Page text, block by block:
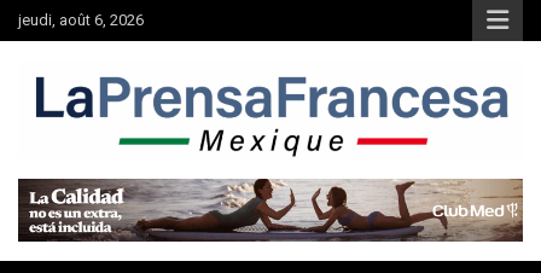
Aller
au
jeudi, août 6, 2026